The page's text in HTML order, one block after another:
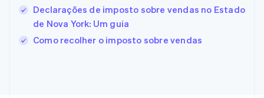
Declarações de imposto sobre vendas no Estado
de Nova York: Um guia
Como recolher o imposto sobre vendas
Finlândia
EnglishSvenska
França